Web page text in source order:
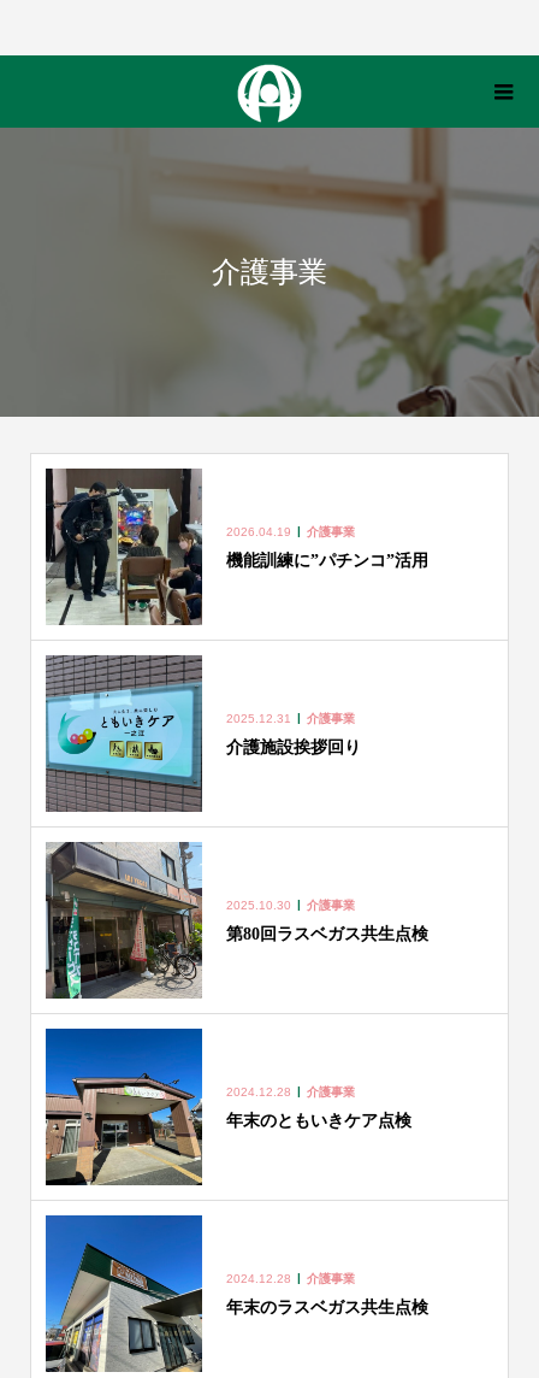
介護事業
2026.04.19 介護事業
機能訓練に”パチンコ”活用
2025.12.31 介護事業
介護施設挨拶回り
2025.10.30 介護事業
第80回ラスベガス共生点検
2024.12.28 介護事業
年末のともいきケア点検
2024.12.28 介護事業
年末のラスベガス共生点検